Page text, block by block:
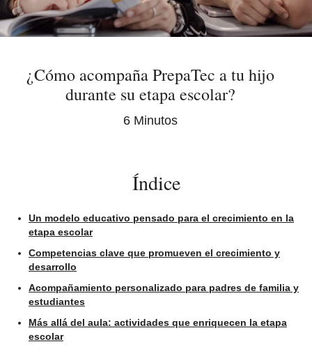
¿Cómo acompaña PrepaTec a tu hijo
durante su etapa escolar?
6 Minutos
Índice
Un modelo educativo pensado para el crecimiento en la
etapa escolar
Competencias clave que promueven el crecimiento y
desarrollo
Acompañamiento personalizado para padres de familia y
estudiantes
Más allá del aula: actividades que enriquecen la etapa
escolar